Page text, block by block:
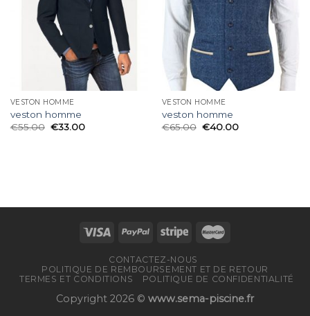
VESTON HOMME
veston homme
€55.00 €33.00
VESTON HOMME
veston homme
€65.00 €40.00
CONTACTEZ-NOUS
POLITIQUE DE REMBOURSEMENT ET DE RETOUR
TERMES ET CONDITIONS
POLITIQUE DE CONFIDENTIALITÉ
Copyright 2026 © www.sema-piscine.fr